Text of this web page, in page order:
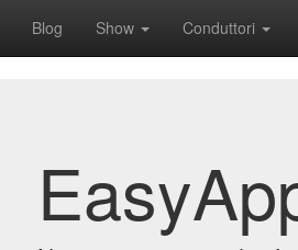
Blog Show Conduttori